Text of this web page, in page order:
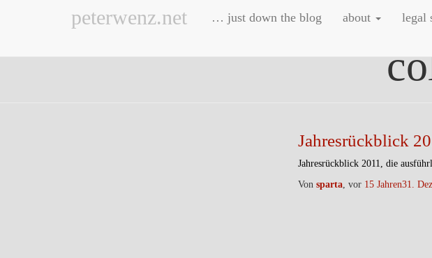
peterwenz.net … just down the blog about legal
Jahresrückblick
Jahresrückblick 2011, die
Von sparta, vor 15 Jahren31.